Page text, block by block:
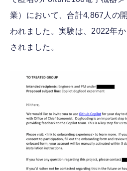
業）において、合計4,867人の
われました。実験は、2022年
されました。